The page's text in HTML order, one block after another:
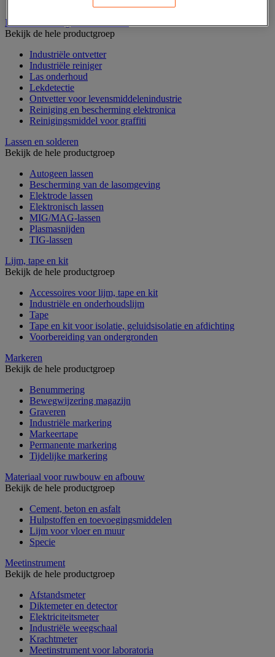
Industrieel reinigen en ontvetten
Bekijk de hele productgroep
Industriële ontvetter
Industriële reiniger
Las onderhoud
Lekdetectie
Ontvetter voor levensmiddelenindustrie
Reiniging en bescherming elektronica
Reinigingsmiddel voor graffiti
Lassen en solderen
Bekijk de hele productgroep
Autogeen lassen
Bescherming van de lasomgeving
Elektrode lassen
Elektronisch lassen
MIG/MAG-lassen
Plasmasnijden
TIG-lassen
Lijm, tape en kit
Bekijk de hele productgroep
Accessoires voor lijm, tape en kit
Industriële en onderhoudslijm
Tape
Tape en kit voor isolatie, geluidsisolatie en afdichting
Voorbereiding van ondergronden
Markeren
Bekijk de hele productgroep
Benummering
Bewegwijzering magazijn
Graveren
Industriële markering
Markeertape
Permanente markering
Tijdelijke markering
Materiaal voor ruwbouw en afbouw
Bekijk de hele productgroep
Cement, beton en asfalt
Hulpstoffen en toevoegingsmiddelen
Lijm voor vloer en muur
Specie
Meetinstrument
Bekijk de hele productgroep
Afstandsmeter
Diktemeter en detector
Elektriciteitsmeter
Industriële weegschaal
Krachtmeter
Meetinstrument voor laboratoria